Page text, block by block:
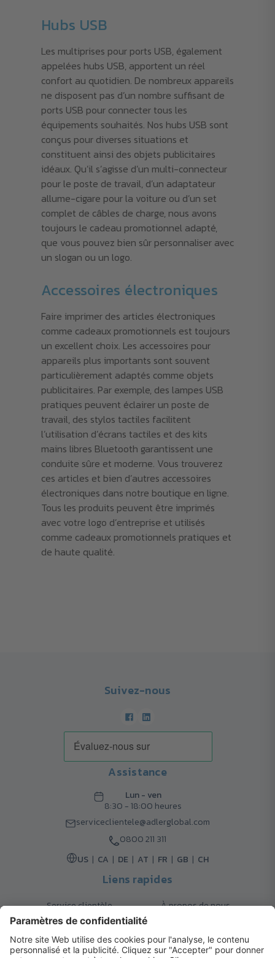
Hubs USB
Les multiprises pour ports USB, également
appelées hubs USB, apportent un réel
confort au quotidien. De nombreux appareils
ne disposent pas d’un nombre suffisant de
ports USB pour connecter tous les
équipements souhaités. Nos hubs USB sont
conçus pour diverses situations et
constituent ainsi des objets publicitaires
idéaux. Qu’il s’agisse d’un multi-connecteur
pour le poste de travail, d’un adaptateur
allume-cigare pour la voiture ou d’un set
complet de câbles de charge, nous avons
toujours le cadeau promotionnel adapté,
que vous pouvez bien sûr personnaliser avec
un slogan ou un logo.
Accessoires électroniques
Faire imprimer des articles électroniques
comme cadeaux promotionnels est toujours
un excellent choix. Les accessoires pour
appareils plus importants sont souvent
particulièrement adaptés comme objets
publicitaires. Par exemple, des lampes USB
pratiques peuvent éclairer un poste de
travail, des stylos tactiles facilitent
l’utilisation d’écrans tactiles et des kits
mains libres Bluetooth garantissent une
conduite sûre et moderne. Vous trouverez
ces articles et bien d’autres accessoires
électroniques dans notre boutique en ligne.
Tous les produits peuvent être imprimés
avec votre logo d’entreprise et utilisés
comme cadeaux promotionnels pratiques et
de haute qualité.
Suivez-nous
Assistance
Lun - ven
8:30 - 18:00 heures
serviceclientele@adlerglobal.com
0800 211 311
US
CA DE AT FR GB CH
Liens rapides
Service clientèle
À propos de nous
Retours
Contact
FAQ